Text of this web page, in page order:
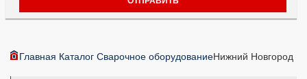
Главная Каталог Сварочное оборудованиеНижний Новгород